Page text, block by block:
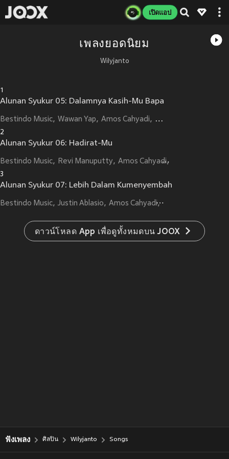
เปิดแอป
เพลงยอดนิยม
Wilyjanto
1
Alunan Syukur 05: Dalamnya Kasih-Mu Bapa
Bestindo Music Wawan Yap Amos Cahyadi Henry Budidharma
2
Alunan Syukur 06: Hadirat-Mu
Bestindo Music Revi Manuputty Amos Cahyadi
3
Alunan Syukur 07: Lebih Dalam Kumenyembah
Bestindo Music Justin Ablasio Amos Cahyadi Henry Budidharma
ดาวน์โหลด App เพื่อดูทั้งหมดบน JOOX
ฟังเพลง ศิลปิน Wilyjanto Songs